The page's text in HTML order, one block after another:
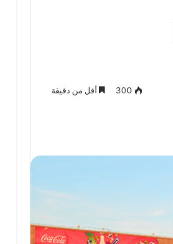
300 أقل من دقيقة